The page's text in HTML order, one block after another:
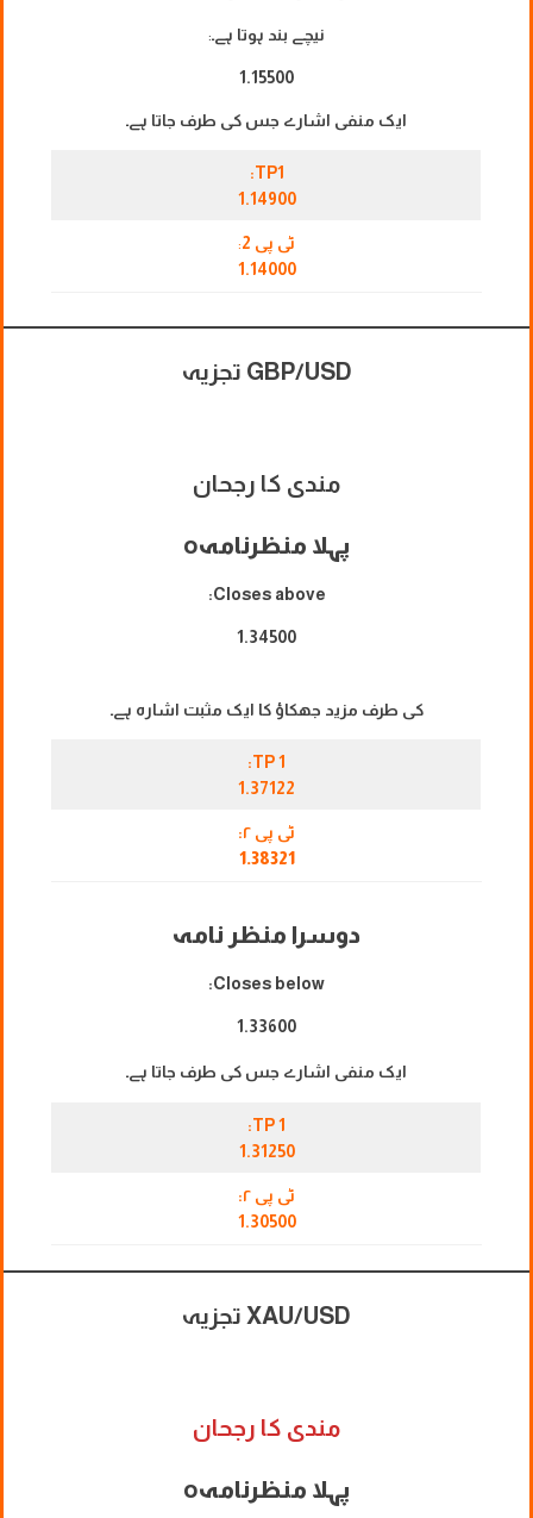
نیچے بند ہوتا ہے۔:
1.15500
ایک منفی اشارے جس کی طرف جاتا ہے۔
TP1:
1.14900
ٹی پی 2
:
1.14000
GBP/USD تجزیہ
مندی کا رجحان
پہلا منظرنامہo
Closes above:
1.34500
کی طرف مزید جھکاؤ کا ایک مثبت اشارہ ہے۔
TP 1:
1.37122
ٹی پی ۲:
1.38321
دوسرا منظر نامہ
Closes below:
1.33600
ایک منفی اشارے جس کی طرف جاتا ہے۔
TP 1:
1.31250
ٹی پی ۲:
1.30500
XAU/USD تجزیہ
مندی کا رجحان
پہلا منظرنامہo